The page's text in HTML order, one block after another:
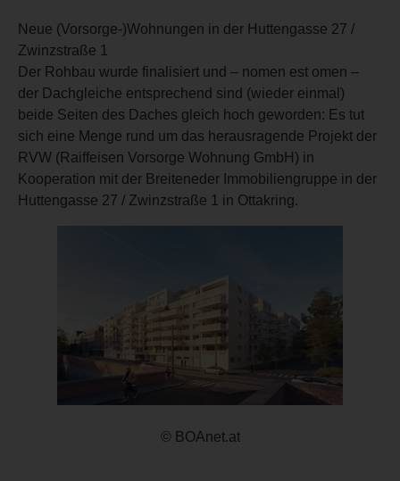
Neue (Vorsorge-)Wohnungen in der Huttengasse 27 /
Zwinzstraße 1
Der Rohbau wurde finalisiert und – nomen est omen –
der Dachgleiche entsprechend sind (wieder einmal)
beide Seiten des Daches gleich hoch geworden: Es tut
sich eine Menge rund um das herausragende Projekt der
RVW (Raiffeisen Vorsorge Wohnung GmbH) in
Kooperation mit der Breiteneder Immobiliengruppe in der
Huttengasse 27 / Zwinzstraße 1 in Ottakring.
© BOAnet.at